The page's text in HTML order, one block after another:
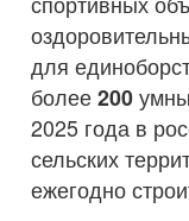
для
более 200
2025 года в
сельских
ежегодно